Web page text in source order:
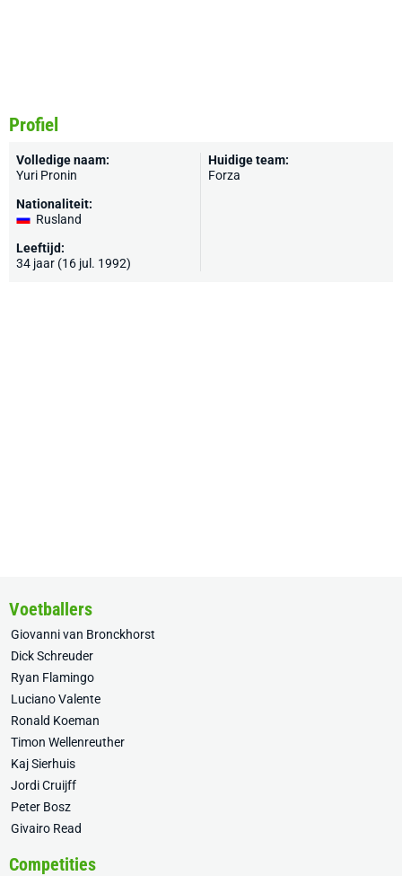
Profiel
Volledige naam:
Yuri Pronin
Nationaliteit:
Rusland
Leeftijd:
34 jaar (16 jul. 1992)
Huidige team:
Forza
Voetballers
Giovanni van Bronckhorst
Dick Schreuder
Ryan Flamingo
Luciano Valente
Ronald Koeman
Timon Wellenreuther
Kaj Sierhuis
Jordi Cruijff
Peter Bosz
Givairo Read
Competities